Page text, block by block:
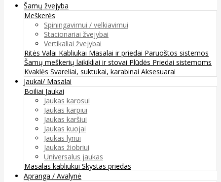
Šamų žvejyba
Meškerės
Spiningavimui / velkiavimui
Stacionariai žvejybai
Vertikaliai žvejybai
Ritės Valai Kabliukai Masalai ir priedai Paruoštos sistemos
Šamų meškerių laikikliai ir stovai Plūdės Priedai sistemoms
Kvaklės Svareliai, suktukai, karabinai Aksesuarai
Jaukai/ Masalai
Boiliai Jaukai
Jaukas karosui
Jaukas karpiui
Jaukas karšiui
Jaukas kuojai
Jaukas lynui
Jaukas žiobriui
Universalus jaukas
Masalas kabliukui Skystas priedas
Apranga / Avalynė